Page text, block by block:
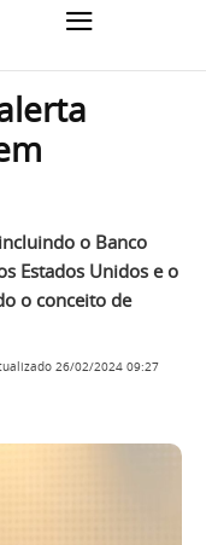
o Banco
Estados Unidos e o
o conceito de
26/02/2024 09:27